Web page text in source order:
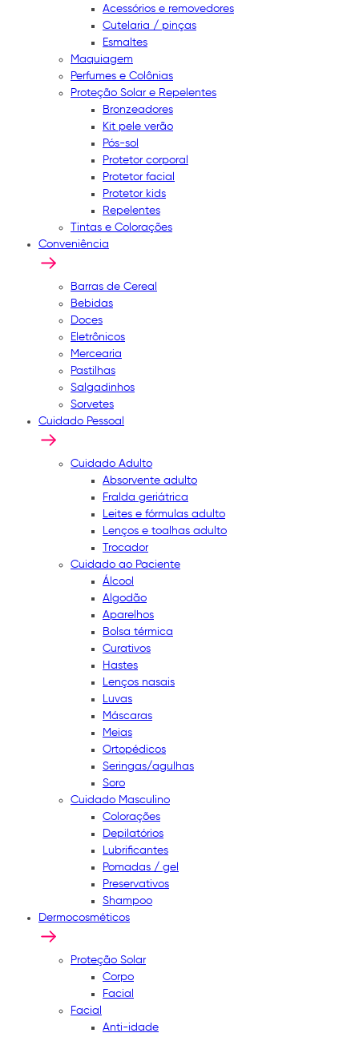
Acessórios e removedores
Cutelaria / pinças
Esmaltes
Maquiagem
Perfumes e Colônias
Proteção Solar e Repelentes
Bronzeadores
Kit pele verão
Pós-sol
Protetor corporal
Protetor facial
Protetor kids
Repelentes
Tintas e Colorações
Conveniência
Barras de Cereal
Bebidas
Doces
Eletrônicos
Mercearia
Pastilhas
Salgadinhos
Sorvetes
Cuidado Pessoal
Cuidado Adulto
Absorvente adulto
Fralda geriátrica
Leites e fórmulas adulto
Lenços e toalhas adulto
Trocador
Cuidado ao Paciente
Álcool
Algodão
Aparelhos
Bolsa térmica
Curativos
Hastes
Lenços nasais
Luvas
Máscaras
Meias
Ortopédicos
Seringas/agulhas
Soro
Cuidado Masculino
Colorações
Depilatórios
Lubrificantes
Pomadas / gel
Preservativos
Shampoo
Dermocosméticos
Proteção Solar
Corpo
Facial
Facial
Anti-idade